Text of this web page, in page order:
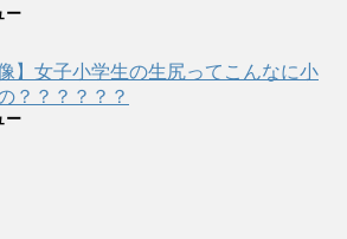
ー
像】女子小学生の生尻ってこんなに小
？？？？？？
ー